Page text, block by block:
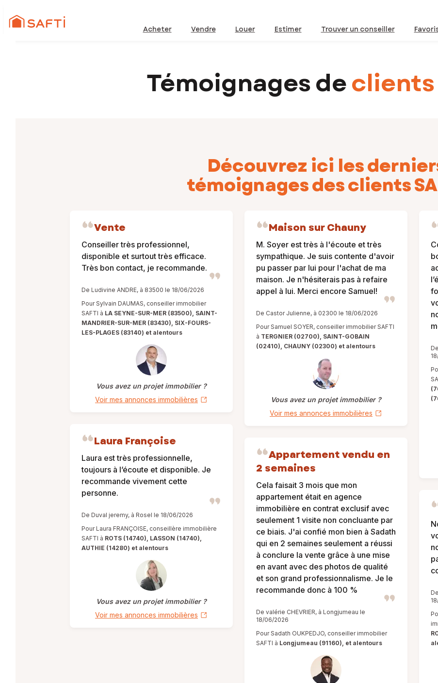
Acheter Vendre Louer Estimer Trouver un conseiller
Témoignages declients
Découvrez ici les
témoignages des clients
Vente
Conseiller très professionnel,
disponible et surtout très efficace.
Très bon contact, je recommande.
De Ludivine ANDRE, à 83500 le 18/06/2026
Pour Sylvain DAUMAS, conseiller immobilier
SAFTI à LA SEYNE-SUR-MER (83500), SAINT-
MANDRIER-SUR-MER (83430), SIX-FOURS-
LES-PLAGES (83140) et alentours
Vous avez un projet immobilier ?
Voir mes annonces immobilières
Laura Françoise
Laura est très professionnelle,
toujours à l’écoute et disponible. Je
recommande vivement cette
personne.
De Duval jeremy, à Rosel le 18/06/2026
Pour Laura FRANÇOISE, conseillère immobilière
SAFTI à ROTS (14740), LASSON (14740),
AUTHIE (14280) et alentours
Vous avez un projet immobilier ?
Voir mes annonces immobilières
Maison sur Chauny
M. Soyer est très à l'écoute et très
sympathique. Je suis contente d'avoir
pu passer par lui pour l'achat de ma
maison. Je n'hésiterais pas à refaire
appel à lui. Merci encore Samuel!
De Castor Julienne, à 02300 le 18/06/2026
Pour Samuel SOYER, conseiller immobilier SAFTI
à TERGNIER (02700), SAINT-GOBAIN
(02410), CHAUNY (02300) et alentours
Vous avez un projet immobilier ?
Voir mes annonces immobilières
Appartement vendu en
2 semaines
Cela faisait 3 mois que mon
appartement était en agence
immobilière en contrat exclusif avec
seulement 1 visite non concluante par
ce biais. J'ai confié mon bien à Sadath
qui en 2 semaines seulement a réussi
à conclure la vente grâce à une mise
en avant avec des photos de qualité
et son grand professionnalisme. Je le
recommande donc à 100 %
De valérie CHEVRIER, à Longjumeau le
18/06/2026
Pour Sadath OUKPEDJO, conseiller immobilier
SAFTI à Longjumeau (91160), et alentours